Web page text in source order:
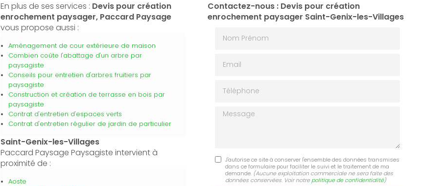
En plus de ses services : Devis pour création
enrochement paysager, Paccard Paysage
vous propose aussi :
Aménagement de cour extérieure de maison
Combien coûte l'abattage d'un arbre par
paysagiste
Conseils pour entretien d'arbres fruitiers par
paysagiste
Construction et création de terrasse en bois par
paysagiste
Contrat d'entretien d'espaces verts
Contrat d'entretien régulier de jardin de particulier
Saint-Genix-les-Villages
Paccard Paysage Paysagiste intervient à
proximité de :
Aoste
Contactez-nous : Devis pour création
enrochement paysager Saint-Genix-les-Villages
Message
J'autorise ce site à conserver l'ensemble des données transmises
dans ce formulaire pour faciliter le suivi et le traitement de ma
demande. (Aucune exploitation commerciale ne sera faite des
données conservées. Voir notre politique de confidentialité)